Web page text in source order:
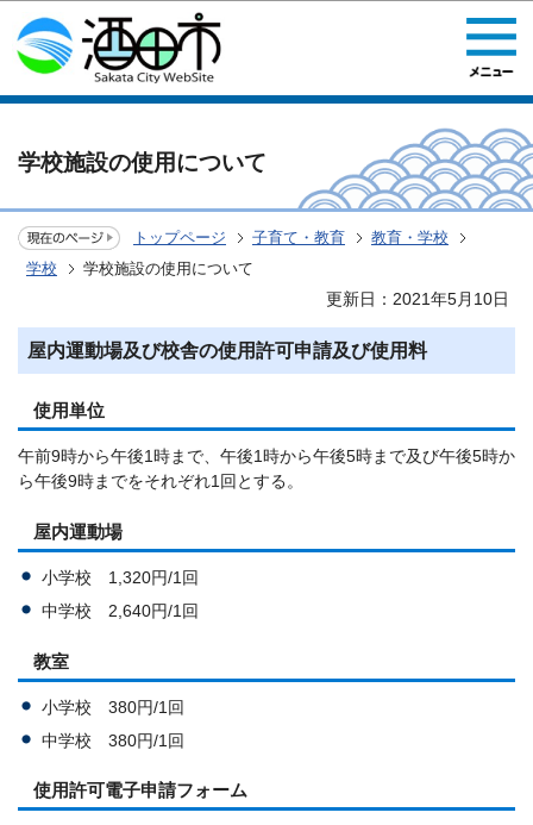
このページの本文へ移動
学校施設の使用について
トップページ 子育て・教育
教育・学校
学校
学校施設の使用について
更新日：2021年5月10日
屋内運動場及び校舎の使用許可申請及び使用料
使用単位
午前9時から午後1時まで、午後1時から午後5時まで及び午後5時か
ら午後9時までをそれぞれ1回とする。
屋内運動場
小学校 1,320円/1回
中学校 2,640円/1回
教室
小学校 380円/1回
中学校 380円/1回
使用許可電子申請フォーム